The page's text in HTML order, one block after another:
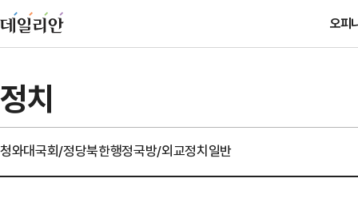
오피
정치
청와대국회/정당북한행정국방/외교정치일반